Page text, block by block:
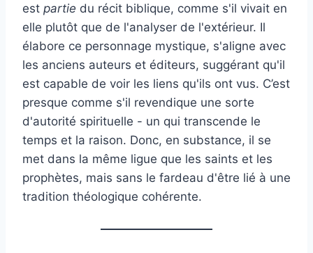
est partie du récit biblique, comme s'il vivait en
elle plutôt que de l'analyser de l'extérieur. Il
élabore ce personnage mystique, s'aligne avec
les anciens auteurs et éditeurs, suggérant qu'il
est capable de voir les liens qu'ils ont vus. C’est
presque comme s'il revendique une sorte
d'autorité spirituelle - un qui transcende le
temps et la raison. Donc, en substance, il se
met dans la même ligue que les saints et les
prophètes, mais sans le fardeau d'être lié à une
tradition théologique cohérente.